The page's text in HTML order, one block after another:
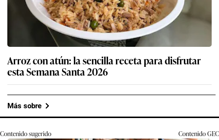
Arroz con atún: la sencilla receta para disfrutar
esta Semana Santa 2026
Más sobre
Contenido sugerido ContenidoGEC